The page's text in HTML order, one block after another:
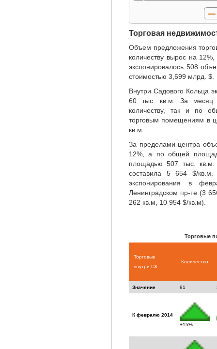
Торговая
Объем предложения
количеству вырос на
экспонировалось 508
стоимостью 3,699 млрд. $.
Внутри Садового Кольца
60 тыс. кв.м. За месяц
количеству, так и по
торговым помещениям в
кв.м.
За пределами центра
12%, а по общей
площадью 507 тыс.
составила 5 654 $/
экспонирования в
Ленинградском пр-те (3
262 кв.м, 10 954 $/кв.м).
Торговые
Торговые
внутри СК
Количество
Значение 91
К февралю 2014
+15%